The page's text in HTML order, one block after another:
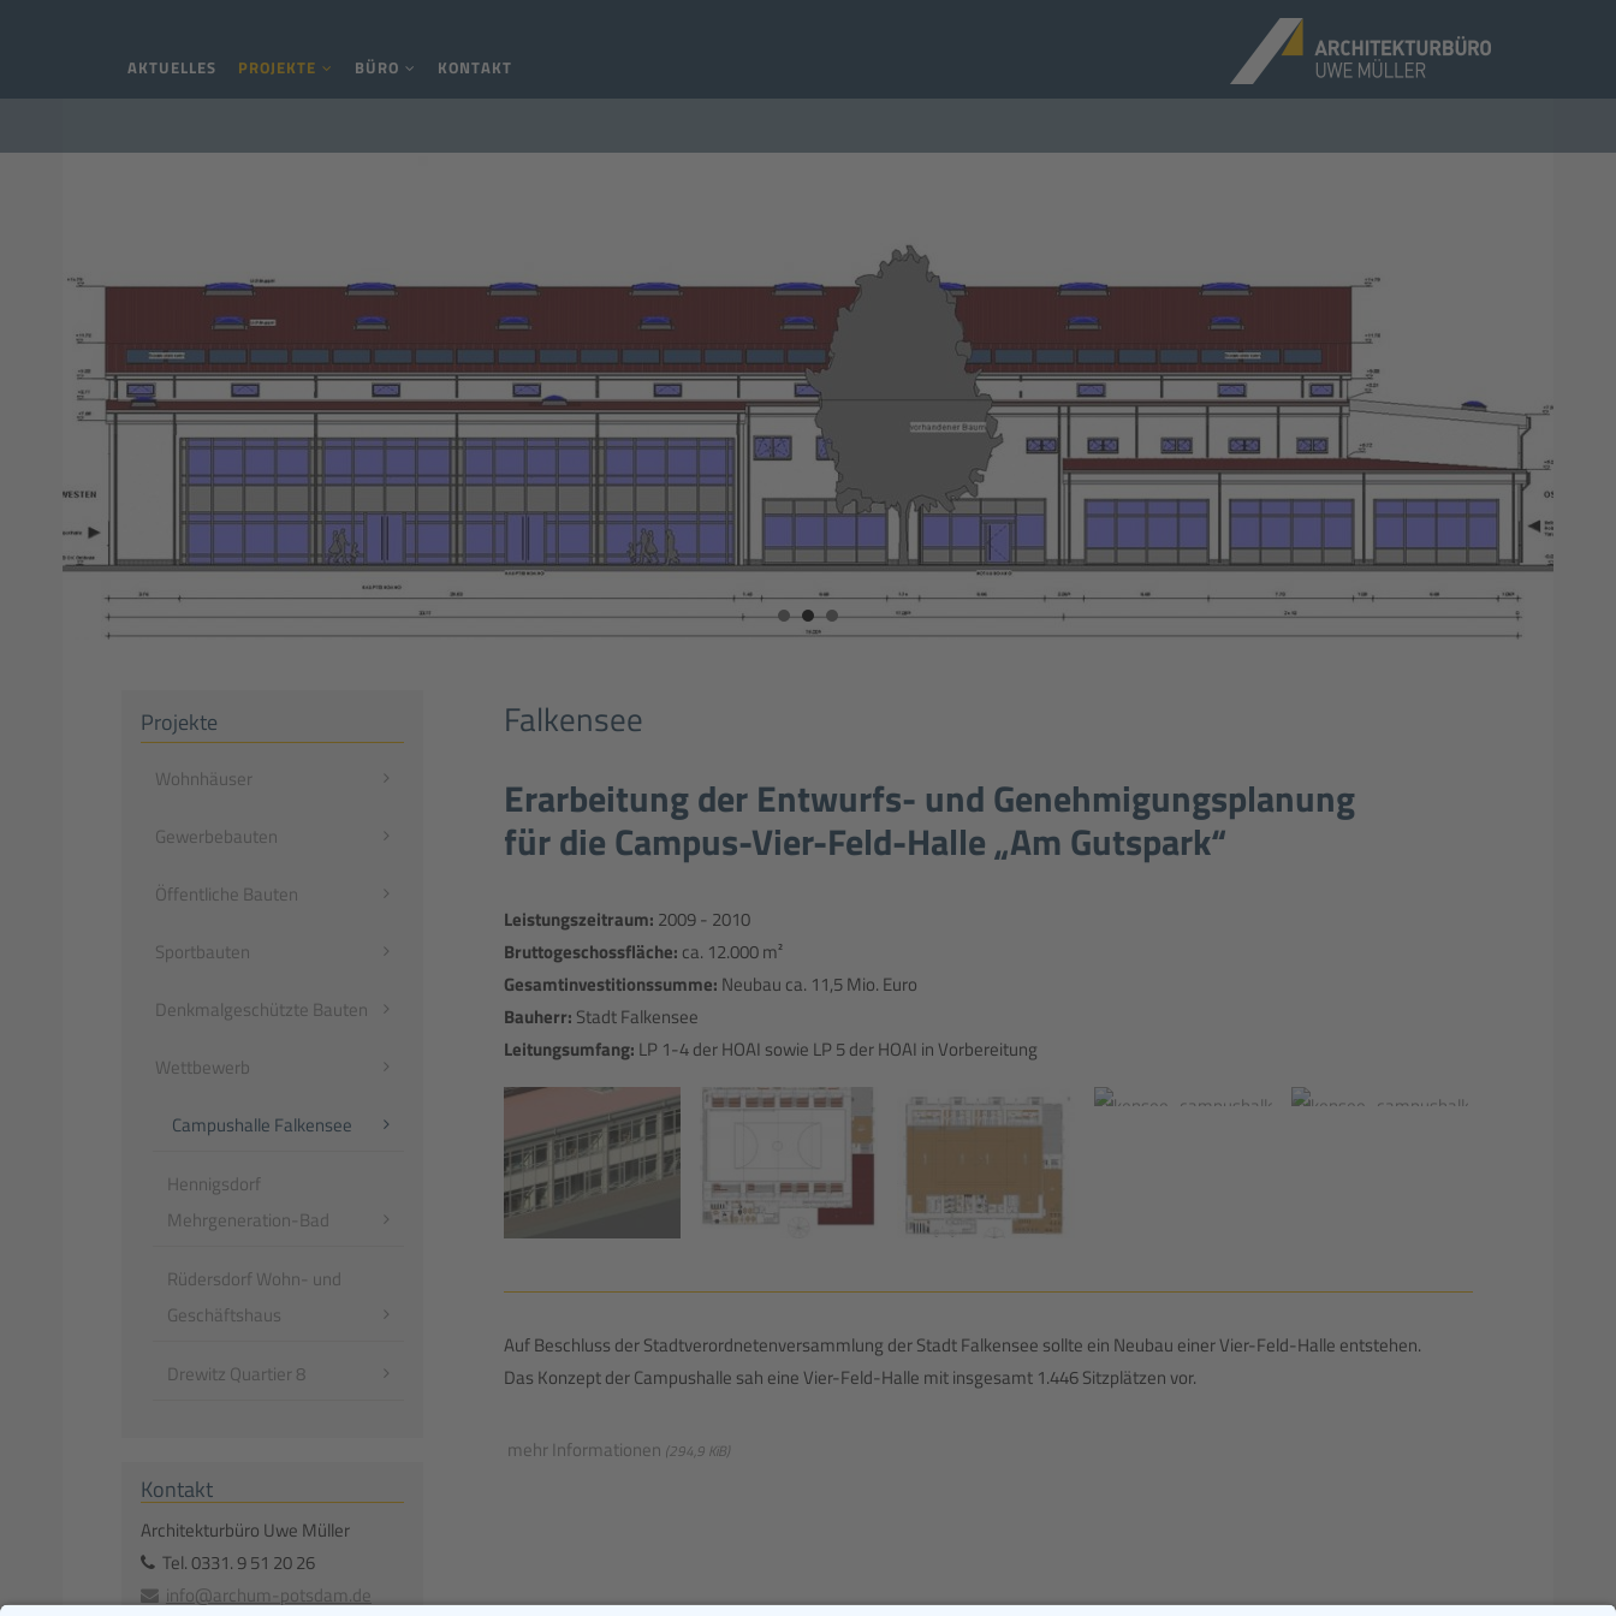
AKTUELLES PROJEKTE BÜRO KONTAKT
Falkensee
Erarbeitung der Entwurfs- und Genehmigungsplanung
für die Campus-Vier-Feld-Halle „Am Gutspark“
Leistungszeitraum: 2009 - 2010
Bruttogeschossfläche: ca. 12.000 m²
Gesamtinvestitionssumme: Neubau ca. 11,5 Mio. Euro
Bauherr: Stadt Falkensee
Leitungsumfang: LP 1-4 der HOAI sowie LP 5 der HOAI in Vorbereitung
Auf Beschluss der Stadtverordnetenversammlung der Stadt Falkensee sollte ein Neubau einer Vier-Feld-Halle entstehen.
Das Konzept der Campushalle sah eine Vier-Feld-Halle mit insgesamt 1.446 Sitzplätzen vor.
mehr Informationen (294,9 KiB)
Projekte
Navigation
Wohnhäuser
Gewerbebauten
Öffentliche Bauten
Sportbauten
Denkmalgeschützte Bauten
Wettbewerb
Campushalle Falkensee
Hennigsdorf
Mehrgeneration-Bad
Rüdersdorf Wohn- und
Geschäftshaus
Drewitz Quartier 8
Kontakt
Architekturbüro Uwe Müller
Tel.0331. 9 51 20 26
info@archum-potsdam.de